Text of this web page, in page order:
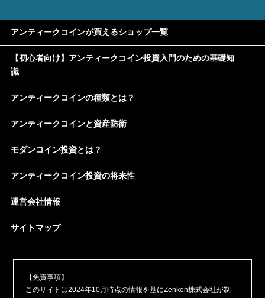
アンティークコインが買えるショップ一覧
【初心者向け】アンティークコイン投資入門のための基礎知
識
アンティークコインの種類とは？
アンティークコインと資産防衛
モダンコイン投資とは？
アンティークコイン投資の将来性
運営会社情報
サイトマップ
【免責事項】
このサイトは2024年10月時点の情報を基にZenken株式会社が制